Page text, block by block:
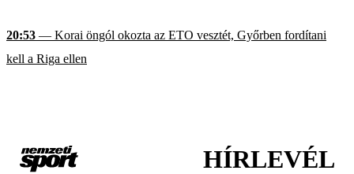
20:53 — Korai öngól okozta az ETO vesztét, Győrben fordítani
kell a Riga ellen
HÍRLEVÉL